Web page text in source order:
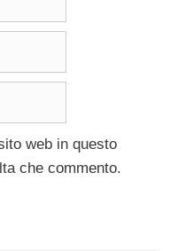
web in questo
che commento.